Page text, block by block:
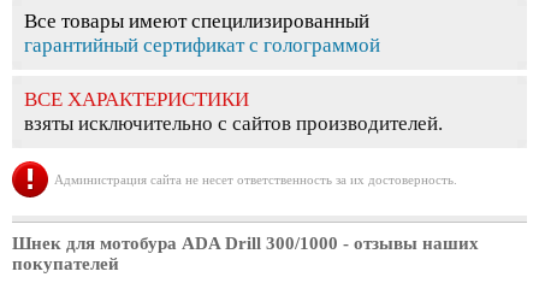
Все товары имеют специлизированный
гарантийный сертификат с голограммой
ВСЕ ХАРАКТЕРИСТИКИ
взяты исключительно с сайтов производителей.
Администрация сайта не несет ответственность за их достоверность.
Шнек для мотобура ADA Drill 300/1000 - отзывы наших
покупателей